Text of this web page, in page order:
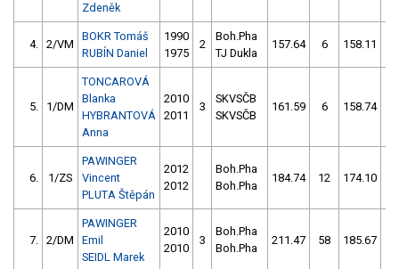
Zdeněk
4. 2/VM
BOKR Tomáš
RUBÍN Daniel
1990
1975
2
Boh.Pha
TJ Dukla
157.64 6 158.11
5. 1/DM
TONCAROVÁ
Blanka
HYBRANTOVÁ
Anna
2010
2011
3
SKVSČB
SKVSČB
161.59 6 158.74
6. 1/ZS
PAWINGER
Vincent
PLUTA Štěpán
2012
2012
Boh.Pha
Boh.Pha
184.74 12 174.10
7. 2/DM
PAWINGER
Emil
SEIDL Marek
2010
2010
3
Boh.Pha
Boh.Pha
211.47 58 185.67